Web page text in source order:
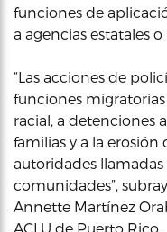
funciones de
a agencias estatales o
“Las acciones de
funciones
racial, a detenciones
familias y a la
autoridades
comunidades”,
Annette Martínez
ACLU de Puerto Rico.